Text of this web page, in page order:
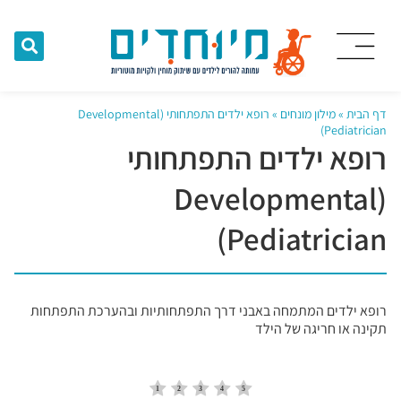
דף הבית »מילון מונחים »
רופא ילדים התפתחותי (Developmental
Pediatrician)
רופא ילדים התפתחותי
(Developmental
Pediatrician)
רופא ילדים המתמחה באבני דרך התפתחותיות ובהערכת התפתחות
תקינה או חריגה של הילד